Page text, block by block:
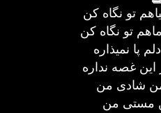
تو نگاه کن
تو نگاه کن
پا نمیذاره
غصه نداره
من شادی من
مستی من